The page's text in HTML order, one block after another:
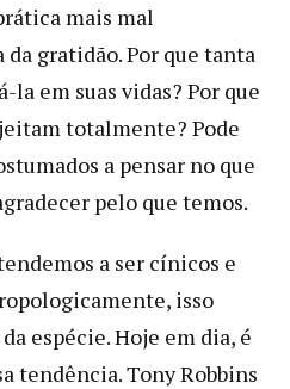
mais mal
gratidão. Por que tanta
em suas vidas? Por que
totalmente? Pode
a pensar no que
pelo que temos.
a ser cínicos e
isso
espécie. Hoje em dia, é
tendência. Tony Robbins